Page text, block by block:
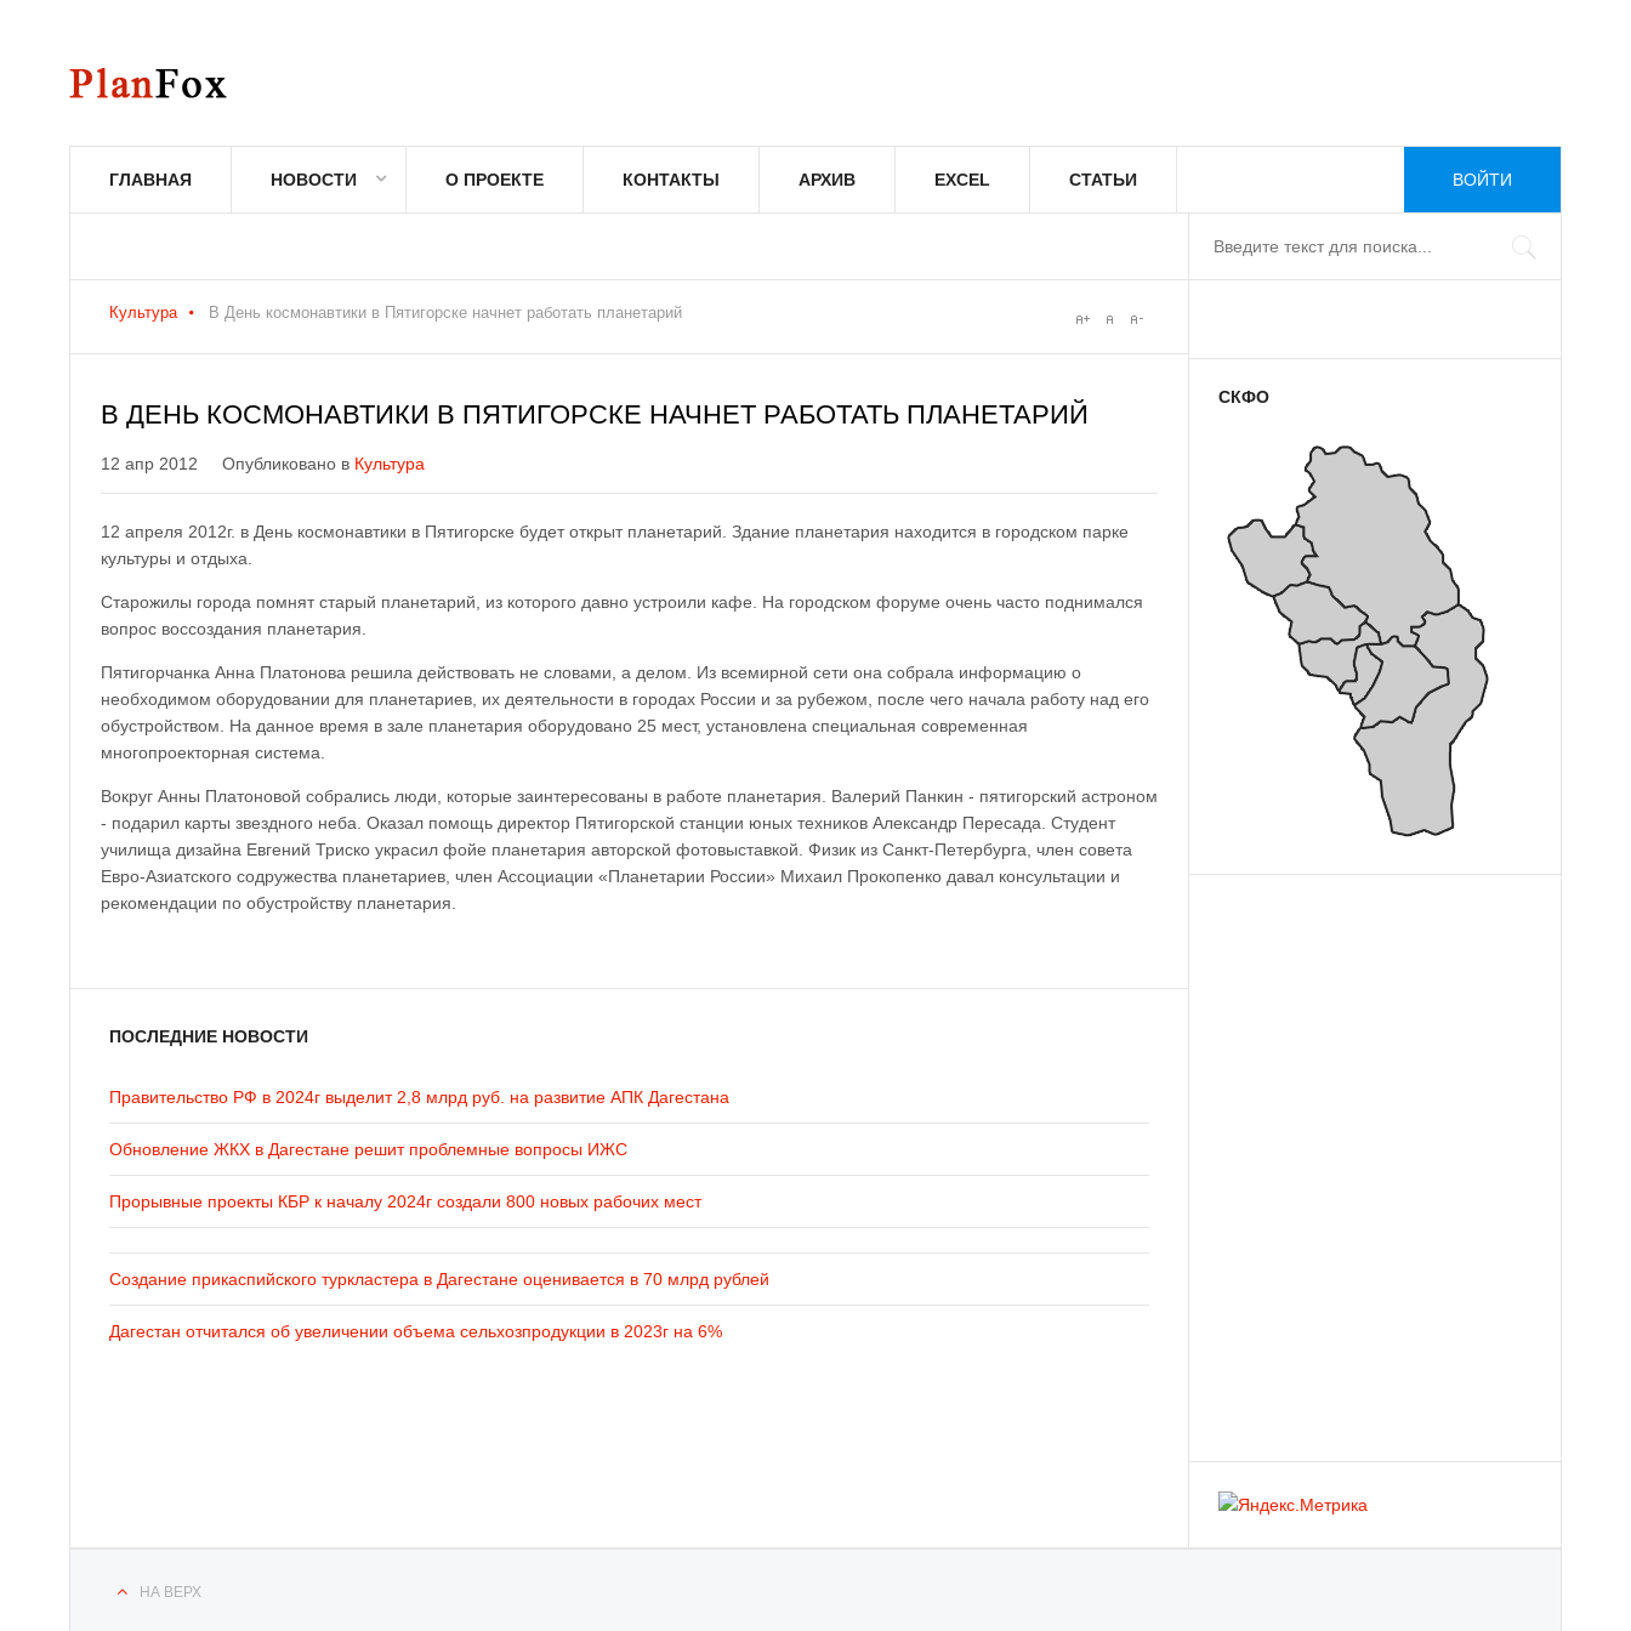
ГЛАВНАЯ НОВОСТИ О ПРОЕКТЕ КОНТАКТЫ АРХИВ EXCEL СТАТЬИ ВОЙТИ
Культура В День космонавтики в Пятигорске начнет работать планетарий
В ДЕНЬ КОСМОНАВТИКИ В ПЯТИГОРСКЕ НАЧНЕТ РАБОТАТЬ ПЛАНЕТАРИЙ
12 апр 2012 Опубликовано в Культура
12 апреля 2012г. в День космонавтики в Пятигорске будет открыт планетарий. Здание планетария находится в городском парке
культуры и отдыха.
Старожилы города помнят старый планетарий, из которого давно устроили кафе. На городском форуме очень часто поднимался
вопрос воссоздания планетария.
Пятигорчанка Анна Платонова решила действовать не словами, а делом. Из всемирной сети она собрала информацию о
необходимом оборудовании для планетариев, их деятельности в городах России и за рубежом, после чего начала работу над его
обустройством. На данное время в зале планетария оборудовано 25 мест, установлена специальная современная
многопроекторная система.
Вокруг Анны Платоновой собрались люди, которые заинтересованы в работе планетария. Валерий Панкин - пятигорский астроном
- подарил карты звездного неба. Оказал помощь директор Пятигорской станции юных техников Александр Пересада. Студент
училища дизайна Евгений Триско украсил фойе планетария авторской фотовыставкой. Физик из Санкт-Петербурга, член совета
Евро-Азиатского содружества планетариев, член Ассоциации «Планетарии России» Михаил Прокопенко давал консультации и
рекомендации по обустройству планетария.
ПОСЛЕДНИЕ НОВОСТИ
Правительство РФ в 2024г выделит 2,8 млрд руб. на развитие АПК Дагестана
Обновление ЖКХ в Дагестане решит проблемные вопросы ИЖС
Прорывные проекты КБР к началу 2024г создали 800 новых рабочих мест
Создание прикаспийского туркластера в Дагестане оценивается в 70 млрд рублей
Дагестан отчитался об увеличении объема сельхозпродукции в 2023г на 6%
СКФО
НА ВЕРХ